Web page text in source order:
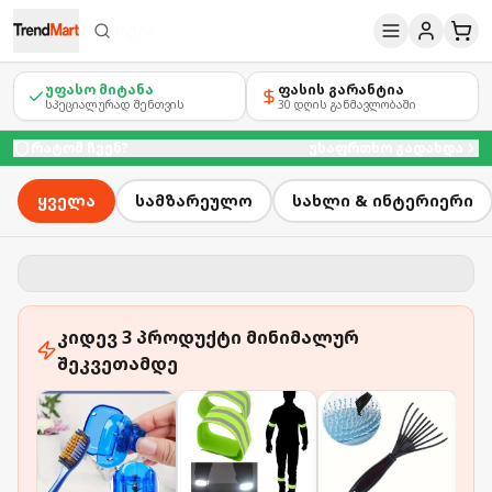
უფასო მიტანა
სპეციალურად შენთვის
ფასის გარანტია
30 დღის განმავლობაში
ყველა სამზარეულო სახლი & ინტერიერი
კიდევ3პროდუქტი მინიმალურ
შეკვეთამდე